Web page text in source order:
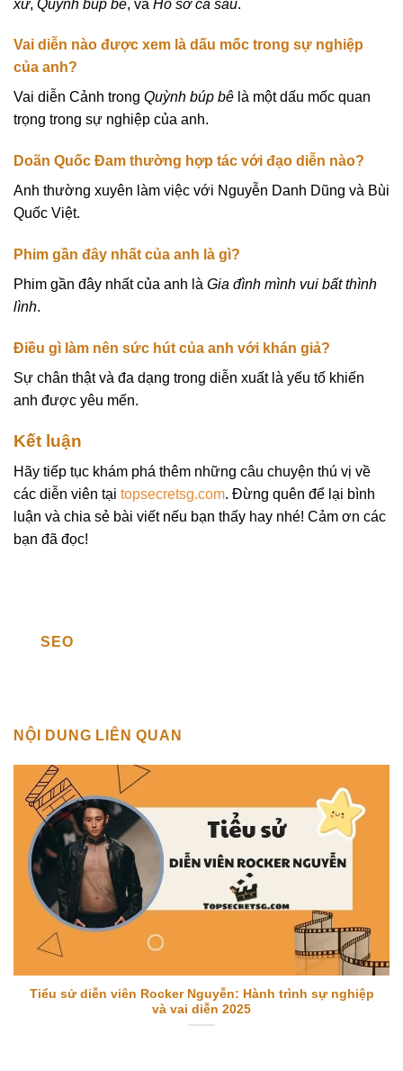
xử, Quỳnh búp bê, và Hồ sơ cá sấu.
Vai diễn nào được xem là dấu mốc trong sự nghiệp
của anh?
Vai diễn Cảnh trong Quỳnh búp bê là một dấu mốc quan
trọng trong sự nghiệp của anh.
Doãn Quốc Đam thường hợp tác với đạo diễn nào?
Anh thường xuyên làm việc với Nguyễn Danh Dũng và Bùi
Quốc Việt.
Phim gần đây nhất của anh là gì?
Phim gần đây nhất của anh là Gia đình mình vui bất thình
lình.
Điều gì làm nên sức hút của anh với khán giả?
Sự chân thật và đa dạng trong diễn xuất là yếu tố khiến
anh được yêu mến.
Kết luận
Hãy tiếp tục khám phá thêm những câu chuyện thú vị về
các diễn viên tại topsecretsg.com. Đừng quên để lại bình
luận và chia sẻ bài viết nếu bạn thấy hay nhé! Cảm ơn các
bạn đã đọc!
SEO
NỘI DUNG LIÊN QUAN
Tiểu sử diễn viên Rocker Nguyễn: Hành trình sự nghiệp
và vai diễn 2025